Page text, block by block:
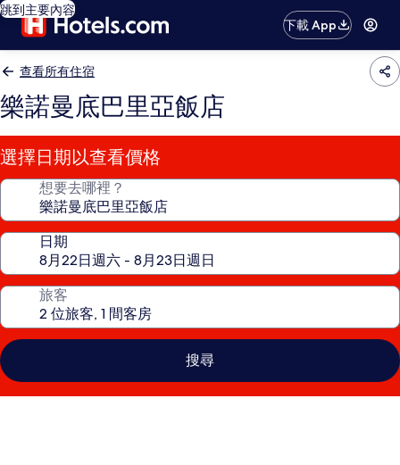
跳到主要內容
下載 App
查看所有住宿
樂諾曼底巴里亞飯店
選擇日期以查看價格
想要去哪裡？
日期
旅客
搜尋